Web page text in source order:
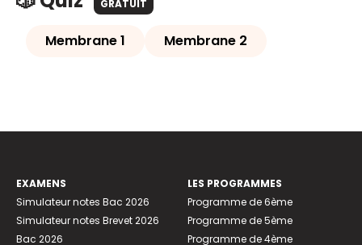
GRATUIT
Membrane 1 Membrane 2
EXAMENS
Simulateur notes Bac 2026
Simulateur notes Brevet 2026
Bac 2026
LES PROGRAMMES
Programme de 6ème
Programme de 5ème
Programme de 4ème